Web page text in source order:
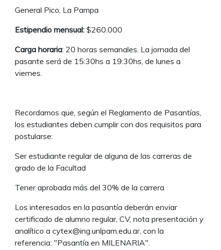
General Pico, La Pampa
Estipendio mensual: $260.000
Carga horaria: 20 horas semanales. La jornada del
pasante será de 15:30hs a 19:30hs, de lunes a
viernes.
Recordamos que, según el Reglamento de Pasantías,
los estudiantes deben cumplir con dos requisitos para
postularse:
Ser estudiante regular de alguna de las carreras de
grado de la Facultad
Tener aprobada más del 30% de la carrera
Los interesados en la pasantía deberán enviar
certificado de alumno regular, CV, nota presentación y
analítico a cytex@ing.unlpam.edu.ar, con la
referencia: "Pasantía en MILENARIA".